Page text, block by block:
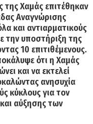
της Χαμάς επιτέθηκαν
Αναγνώρισης
και αντιαρματικούς
την υποστήριξη της
10 επιτιθέμενους.
ότι η Χαμάς
και να εκτελεί
ανησυχία
κύκλους για τον
αύξησης των